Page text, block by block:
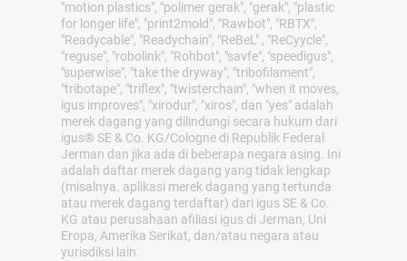
"motion plastics", "polimer gerak", "gerak", "plastic
for longer life", "print2mold", "Rawbot", "RBTX",
"Readycable", "Readychain", "ReBeL" , "ReCyycle",
"reguse", "robolink", "Rohbot", "savfe", "speedigus",
"superwise", "take the dryway", "tribofilament",
"tribotape", "triflex", "twisterchain", "when it moves,
igus improves", "xirodur", "xiros", dan "yes" adalah
merek dagang yang dilindungi secara hukum dari
igus® SE & Co. KG/Cologne di Republik Federal
Jerman dan jika ada di beberapa negara asing. Ini
adalah daftar merek dagang yang tidak lengkap
(misalnya. aplikasi merek dagang yang tertunda
atau merek dagang terdaftar) dari igus SE & Co.
KG atau perusahaan afiliasi igus di Jerman, Uni
Eropa, Amerika Serikat, dan/atau negara atau
yurisdiksi lain.